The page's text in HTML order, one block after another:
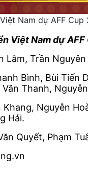
Nam dự AFF Cup
Việt Nam dự AFF
Lâm, Trần
Bình, Bùi Tiến
Văn Thanh,
Khang, Nguyễn
Hải.
Quyết, Phạm